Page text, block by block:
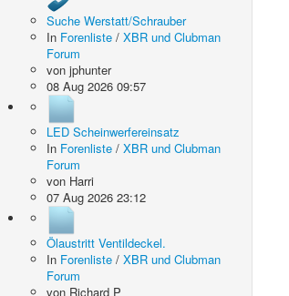
Suche Werstatt/Schrauber
In Forenliste /XBR und Clubman
Forum
vonjphunter
08 Aug 2026 09:57
LED Scheinwerfereinsatz
In Forenliste /XBR und Clubman
Forum
von Harri
07 Aug 2026 23:12
Ölaustritt Ventildeckel.
In Forenliste /XBR und Clubman
Forum
von Richard P